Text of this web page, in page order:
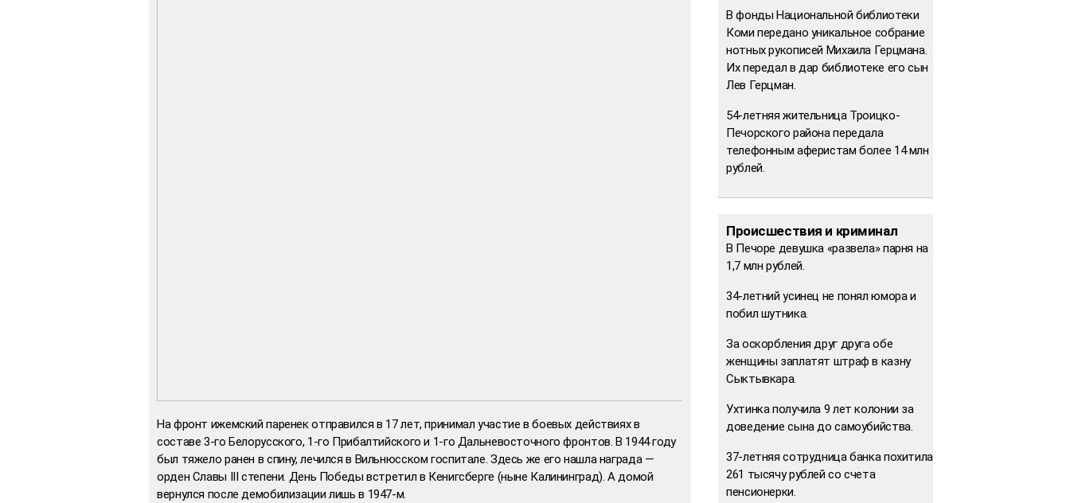
На фронт ижемский паренек отправился в 17 лет, принимал участие в боевых действиях в
составе 3-го Белорусского, 1-го Прибалтийского и 1-го Дальневосточного фронтов. В 1944 году
был тяжело ранен в спину, лечился в Вильнюсском госпитале. Здесь же его нашла награда —
орден Славы III степени. День Победы встретил в Кенигсберге (ныне Калининград). А домой
вернулся после демобилизации лишь в 1947-м.
В фонды Национальной библиотеки
Коми передано уникальное собрание
нотных рукописей Михаила Герцмана.
Их передал в дар библиотеке его сын
Лев Герцман.
54-летняя жительница Троицко-
Печорского района передала
телефонным аферистам более 14 млн
рублей.
Происшествия и криминал
В Печоре девушка «развела» парня на
1,7 млн рублей.
34-летний усинец не понял юмора и
побил шутника.
За оскорбления друг друга обе
женщины заплатят штраф в казну
Сыктывкара.
Ухтинка получила 9 лет колонии за
доведение сына до самоубийства.
37-летняя сотрудница банка похитила
261 тысячу рублей со счета
пенсионерки.